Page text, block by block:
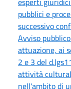
pubblici e
successivo
Avviso
attuazione, ai
2 e 3 del
attività
nell'ambito di